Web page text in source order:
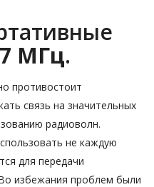
МГц.
противостоит
связь на значительных
радиоволн.
не каждую
для передачи
избежания проблем были